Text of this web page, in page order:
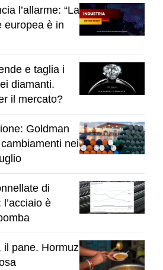
l’allarme: “La
europea è in
e taglia i
diamanti.
il mercato?
Goldman
nei
di
è
il pane. Hormuz